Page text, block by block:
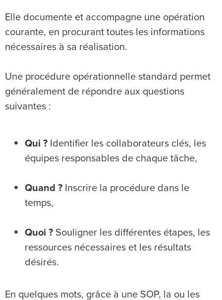
Elle documente et accompagne une opération
courante, en procurant toutes les informations
nécessaires à sa réalisation.
Une procédure opérationnelle standard permet
généralement de répondre aux questions
suivantes :
Qui ? Identifier les collaborateurs clés, les
équipes responsables de chaque tâche,
Quand ? Inscrire la procédure dans le
temps,
Quoi ? Souligner les différentes étapes, les
ressources nécessaires et les résultats
désirés.
En quelques mots, grâce à une SOP, la ou les